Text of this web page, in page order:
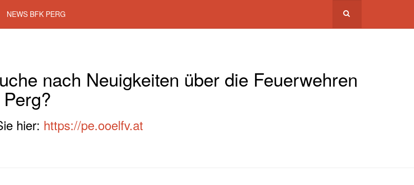
NEWS BFK PERG
nach Neuigkeiten über die Feuerwehren
hier: https://pe.ooelfv.at